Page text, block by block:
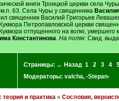
книги Троицкой церкви села
63. Села Чуры у священника
священник Василий Григорьев
Петропавловской церкви
отпущенного на волю, умершего
Константинова. На полях: Свид.
Страницы: ← Назад 1 2 3 4
Модераторы: valcha, -Stepan-
теория и практика» Сословия,